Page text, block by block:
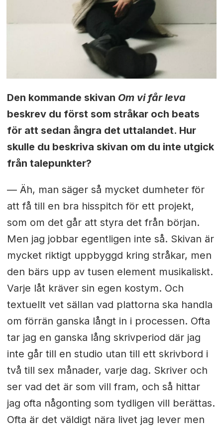
Den kommande skivan Om vi får leva
beskrev du först som stråkar och beats
för att sedan ångra det uttalandet. Hur
skulle du beskriva skivan om du inte utgick
från talepunkter?
— Äh, man säger så mycket dumheter för
att få till en bra hisspitch för ett projekt,
som om det går att styra det från början.
Men jag jobbar egentligen inte så. Skivan är
mycket riktigt uppbyggd kring stråkar, men
den bärs upp av tusen element musikaliskt.
Varje låt kräver sin egen kostym. Och
textuellt vet sällan vad plattorna ska handla
om förrän ganska långt in i processen. Ofta
tar jag en ganska lång skrivperiod där jag
inte går till en studio utan till ett skrivbord i
två till sex månader, varje dag. Skriver och
ser vad det är som vill fram, och så hittar
jag ofta någonting som tydligen vill berättas.
Ofta är det väldigt nära livet jag lever men